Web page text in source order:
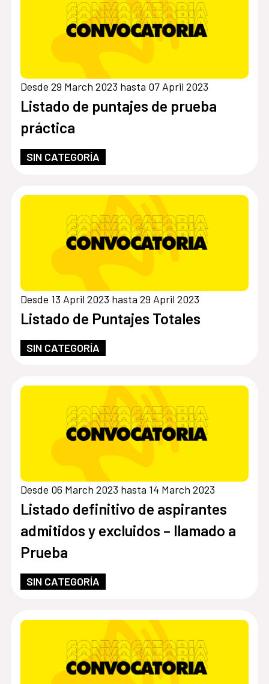
Desde 29 March 2023 hasta 07 April 2023
Listado de puntajes de prueba
práctica
SIN CATEGORÍA
Desde 13 April 2023 hasta 29 April 2023
Listado de Puntajes Totales
SIN CATEGORÍA
Desde 06 March 2023 hasta 14 March 2023
Listado definitivo de aspirantes
admitidos y excluidos – llamado a
Prueba
SIN CATEGORÍA